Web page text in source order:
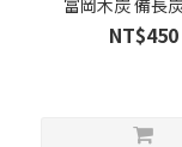
富岡木炭 備長
NT$450